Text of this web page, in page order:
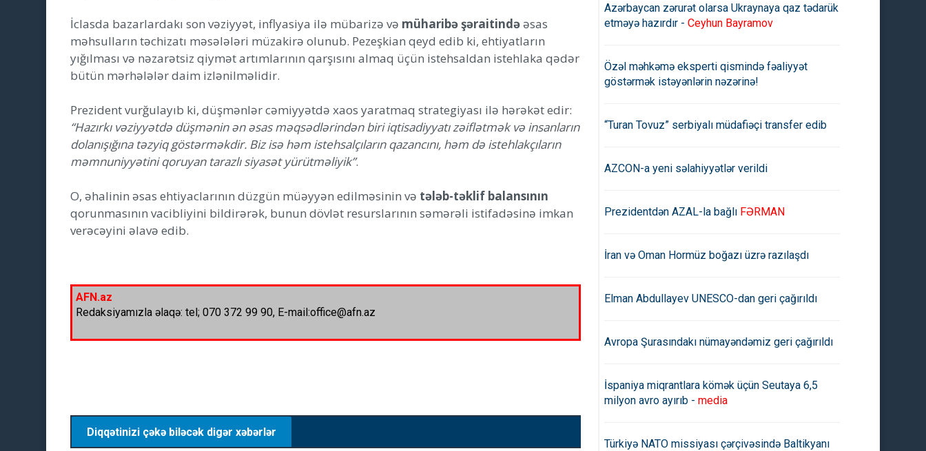
İclasda bazarlardakı son vəziyyət, inflyasiya ilə mübarizə və müharibə şəraitində əsas
məhsulların təchizatı məsələləri müzakirə olunub. Pezeşkian qeyd edib ki, ehtiyatların
yığılması və nəzarətsiz qiymət artımlarının qarşısını almaq üçün istehsaldan istehlaka qədər
bütün mərhələlər daim izlənilməlidir.
Prezident vurğulayıb ki, düşmənlər cəmiyyətdə xaos yaratmaq strategiyası ilə hərəkət edir:
“Hazırkı vəziyyətdə düşmənin ən əsas məqsədlərindən biri iqtisadiyyatı zəiflətmək və insanların
dolanışığına təzyiq göstərməkdir. Biz isə həm istehsalçıların qazancını, həm də istehlakçıların
məmnuniyyətini qoruyan tarazlı siyasət yürütməliyik”.
O, əhalinin əsas ehtiyaclarının düzgün müəyyən edilməsinin və tələb-təklif balansının
qorunmasının vacibliyini bildirərək, bunun dövlət resurslarının səmərəli istifadəsinə imkan
verəcəyini əlavə edib.
AFN.az
Redaksiyamızla əlaqə: tel; 070 372 99 90, E-mail:office@afn.az
Diqqətinizi çəkə biləcək digər xəbərlər
Azərbaycan zərurət olarsa Ukraynaya qaz tədarük
etməyə hazırdır - Ceyhun Bayramov
Özəl məhkəmə eksperti qismində fəaliyyət
göstərmək istəyənlərin nəzərinə!
“Turan Tovuz” serbiyalı müdafiəçi transfer edib
AZCON-a yeni səlahiyyətlər verildi
Prezidentdən AZAL-la bağlı FƏRMAN
İran və Oman Hormüz boğazı üzrə razılaşdı
Elman Abdullayev UNESCO-dan geri çağırıldı
Avropa Şurasındakı nümayəndəmiz geri çağırıldı
İspaniya miqrantlara kömək üçün Seutaya 6,5
milyon avro ayırıb - media
Türkiyə NATO missiyası çərçivəsində Baltikyanı